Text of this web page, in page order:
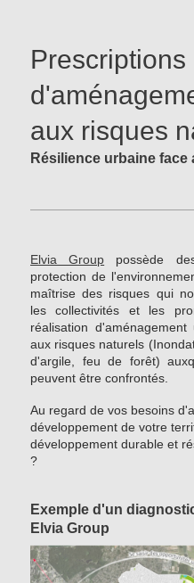
Prescriptions
aux risques
Résilience urbaine
Elvia Group possède
protection de
maîtrise des risques qui
les collectivités et les
réalisation
aux risques naturels
d'argile, feu de forêt)
peuvent être confrontés.
Au regard de vos besoins
développement de votre
développement durable et
?
Exemple d'un
Elvia Group